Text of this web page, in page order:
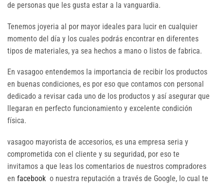
de personas que les gusta estar a la vanguardia.
Tenemos joyeria al por mayor ideales para lucir en cualquier
momento del día y los cuales podrás encontrar en diferentes
tipos de materiales, ya sea hechos a mano o listos de fabrica.
En vasagoo entendemos la importancia de recibir los productos
en buenas condiciones, es por eso que contamos con personal
dedicado a revisar cada uno de los productos y así asegurar que
llegaran en perfecto funcionamiento y excelente condición
física.
vasagoo mayorista de accesorios, es una empresa seria y
comprometida con el cliente y su seguridad, por eso te
invitamos a que leas los comentarios de nuestros compradores
en facebook o nuestra reputación a través de Google, lo cual te